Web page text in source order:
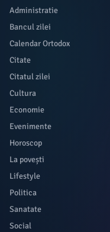
Administratie
Bancul zilei
Calendar Ortodox
Citate
Citatul zilei
Cultura
Economie
Evenimente
Horoscop
La povești
Lifestyle
Politica
Sanatate
Social